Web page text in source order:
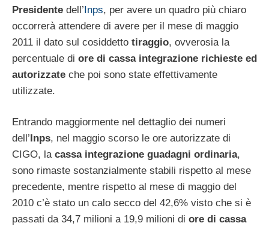
Presidente dell’Inps, per avere un quadro più chiaro
occorrerà attendere di avere per il mese di maggio
2011 il dato sul cosiddetto tiraggio, ovverosia la
percentuale di ore di cassa integrazione richieste ed
autorizzate che poi sono state effettivamente
utilizzate.
Entrando maggiormente nel dettaglio dei numeri
dell’ Inps, nel maggio scorso le ore autorizzate di
CIGO, la cassa integrazione guadagni ordinaria,
sono rimaste sostanzialmente stabili rispetto al mese
precedente, mentre rispetto al mese di maggio del
2010 c’è stato un calo secco del 42,6% visto che si è
passati da 34,7 milioni a 19,9 milioni di ore di cassa